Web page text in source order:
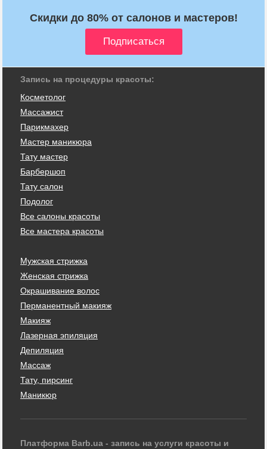
Скидки до 80% от салонов и мастеров!
Запись на процедуры красоты:
Косметолог
Массажист
Парикмахер
Мастер маникюра
Тату мастер
Барбершоп
Тату салон
Подолог
Все салоны красоты
Все мастера красоты
Мужская стрижка
Женская стрижка
Окрашивание волос
Перманентный макияж
Макияж
Лазерная эпиляция
Депиляция
Массаж
Тату, пирсинг
Маникюр
Платформа Barb.ua - запись на услуги красоты и